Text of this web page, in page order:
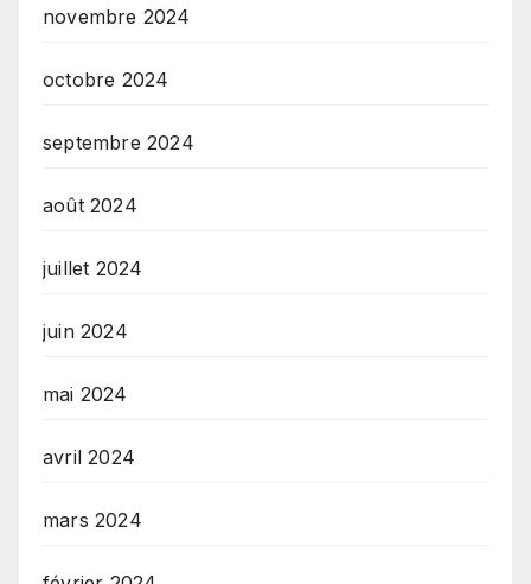
novembre 2024
octobre 2024
septembre 2024
août 2024
juillet 2024
juin 2024
mai 2024
avril 2024
mars 2024